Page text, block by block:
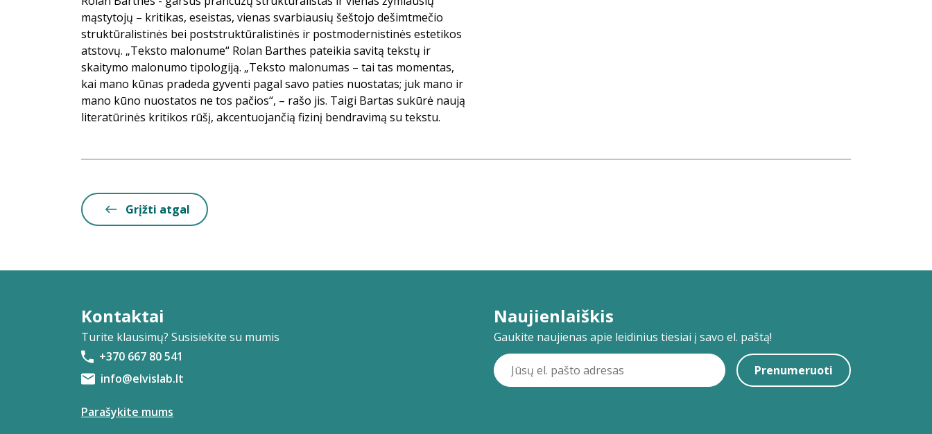
mąstytojų – kritikas, eseistas, vienas svarbiausių šeštojo dešimtmečio
struktūralistinės bei poststruktūralistinės ir postmodernistinės estetikos
atstovų. „Teksto malonume“ Rolan Barthes pateikia savitą tekstų ir
skaitymo malonumo tipologiją. „Teksto malonumas – tai tas momentas,
kai mano kūnas pradeda gyventi pagal savo paties nuostatas; juk mano ir
mano kūno nuostatos ne tos pačios“, – rašo jis. Taigi Bartas sukūrė naują
literatūrinės kritikos rūšį, akcentuojančią fizinį bendravimą su tekstu.
Grįžti atgal
Kontaktai
Turite klausimų? Susisiekite su mumis
+370 667 80 541
info@elvislab.lt
Parašykite mums
Naujienlaiškis
Gaukite naujienas apie leidinius tiesiai į savo el. paštą!
Prenumeruoti